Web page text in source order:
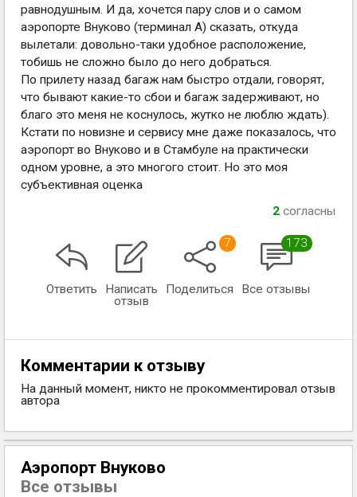
равнодушным. И да, хочется пару слов и о самом
аэропорте Внуково (терминал A) сказать, откуда
вылетали: довольно-таки удобное расположение,
тобишь не сложно было до него добраться.
По прилету назад багаж нам быстро отдали, говорят,
что бывают какие-то сбои и багаж задерживают, но
благо это меня не коснулось, жутко не люблю ждать).
Кстати по новизне и сервису мне даже показалось, что
аэропорт во Внуково и в Стамбуле на практически
одном уровне, а это многого стоит. Но это моя
субъективная оценка
2 согласны
Ответить
Написать
отзыв
7
Поделиться
173
Все отзывы
Комментарии к отзыву
На данный момент, никто не прокомментировал отзыв
автора
Аэропорт Внуково
Все отзывы